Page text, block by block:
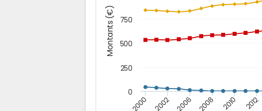
Montants (€)
2000 2002 2006 2008 2010 2012
0
250
500
750